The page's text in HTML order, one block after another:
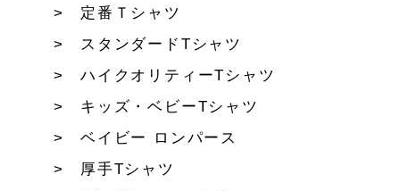
定番Ｔシャツ
スタンダードTシャツ
ハイクオリティーTシャツ
キッズ・ベビーTシャツ
ベイビー ロンパース
厚手Tシャツ